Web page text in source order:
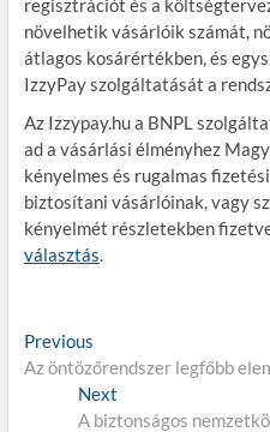
regisztrációt és a
növelhetik vásárlóik számát,
átlagos kosárértékben, és
IzzyPay szolgáltatását a
Az Izzypay.hu a BNPL
ad a vásárlási élményhez
kényelmes és rugalmas
biztosítani vásárlóinak, vagy
kényelmét részletekben
választás.
B
e
Previous
r
e
v
Az öntözőrendszer legfőbb
Next
e
A biztonságos